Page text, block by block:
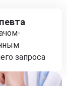
запроса